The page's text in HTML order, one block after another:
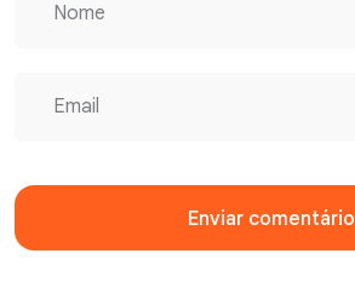
Enviar comentário